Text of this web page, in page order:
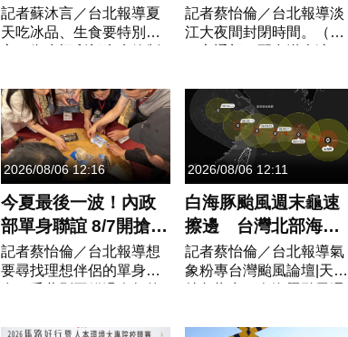
罹今年「首例本土傷
寒」
記者蘇沐言／台北報導夏
天吃冰品、生食要特別留
現今年首例本土傷寒確定
病例。一名住在中部的70
多歲女性，雖然...
眾留意時間改道
記者蔡怡倫／台北報導淡
江大夜間封閉時間。（圖
封閉，交通部特別請大家
注意改道。封閉時
間:8/6（四）20:00－8/7...
2026/08/06 12:16
今夏最後一波！內政
部單身聯誼 8/7開搶
加碼首對結婚送「1克
拉鑽石對戒」
記者蔡怡倫／台北報導想
要尋找理想伴侶的單身朋
「遇見心動時」單身聯誼
2026/08/06 12:11
白海豚颱風週末龜速
擦邊 台灣北部海面
躲不過
記者蔡怡倫／台北報導氣
象粉專台灣颱風論壇|天氣
颱風預報的大方向並未改